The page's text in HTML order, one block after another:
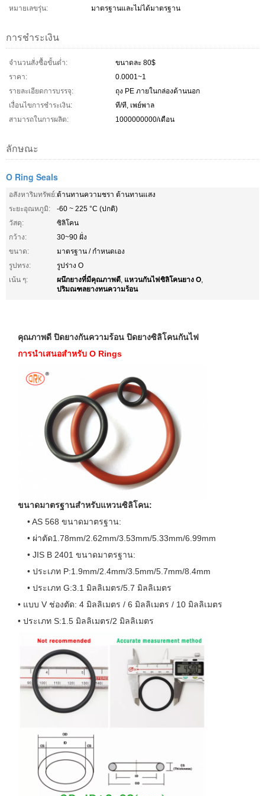
หมายเลขรุ่น:
มาตรฐานและไม่ได้มาตรฐาน
การชำระเงิน
จำนวนสั่งซื้อขั้นต่ำ:
ขนาดละ 80$
ราคา:
0.0001~1
รายละเอียดการบรรจุ:
ถุง PE ภายในกล่องด้านนอก
เงื่อนไขการชำระเงิน:
ที/ที, เพย์พาล
สามารถในการผลิต:
1000000000/เดือน
ลักษณะ
O Ring Seals
อสังหาริมทรัพย์:ต้านทานความชรา ต้านทานแสง
ระยะอุณหภูมิ:
-60 ~ 225 °C (ปกติ)
วัสดุ:
ซิลิโคน
กว้าง:
30~90 ฝั่ง
ขนาด:
มาตรฐาน / กำหนดเอง
รูปทรง:
รูปร่าง O
เน้น ๆ:
ผนึกยางที่มีคุณภาพดี, แหวนกันไฟซิลิโคนยาง O,
ปริมณฑลยางทนความร้อน
คุณภาพดี ปิดยางกันความร้อน ปิดยางซิลิโคนกันไฟ
การนําเสนอสําหรับ O Rings
ขนาดมาตรฐานสําหรับแหวนซิลิโคน:
• AS 568 ขนาดมาตรฐาน:
• ผ่าตัด1.78mm/2.62mm/3.53mm/5.33mm/6.99mm
• JIS B 2401 ขนาดมาตรฐาน:
• ประเภท P:1.9mm/2.4mm/3.5mm/5.7mm/8.4mm
• ประเภท G:3.1 มิลลิเมตร/5.7 มิลลิเมตร
• แบบ V ช่องตัด: 4 มิลลิเมตร / 6 มิลลิเมตร / 10 มิลลิเมตร
• ประเภท S:1.5 มิลลิเมตร/2 มิลลิเมตร